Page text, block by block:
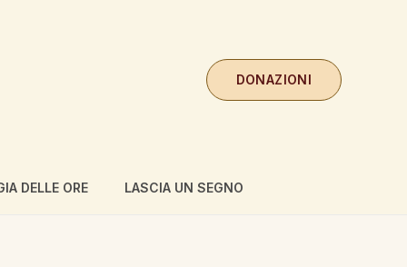
DONAZIONI
DELLE ORE LASCIA UN SEGNO